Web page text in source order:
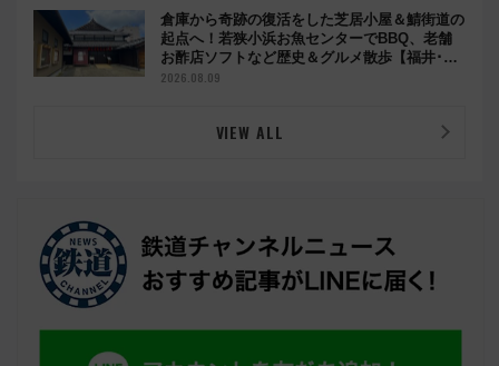
倉庫から奇跡の復活をした芝居小屋＆鯖街道の
起点へ！若狭小浜お魚センターでBBQ、老舗
お酢店ソフトなど歴史＆グルメ散歩【福井･小
浜観光】
2026.08.09
VIEW ALL